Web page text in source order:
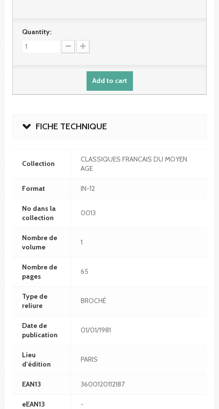
Quantity:
Add to cart
FICHE TECHNIQUE
Collection
CLASSIQUES FRANCAIS DU MOYEN
AGE
Format IN-12
No dans la
collection
0013
Nombre de
volume
1
Nombre de
pages
65
Type de
reliure
BROCHÉ
Date de
publication
01/01/1981
Lieu
d'édition
PARIS
EAN13 3600120112187
eEAN13 -